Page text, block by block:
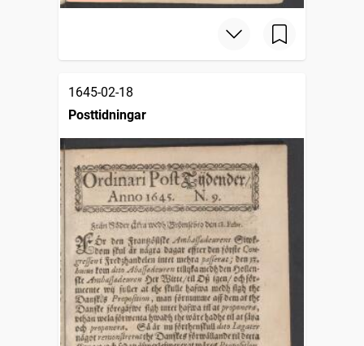
1645-02-18
Posttidningar